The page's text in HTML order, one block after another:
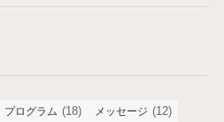
プログラム (18) メッセージ (12)